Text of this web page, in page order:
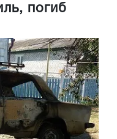
погиб